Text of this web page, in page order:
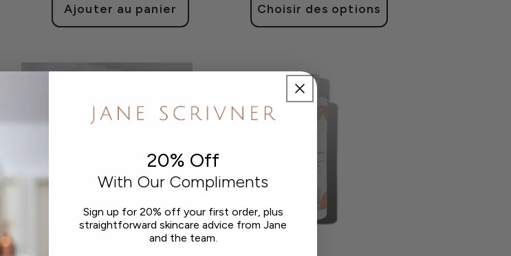
Ajouter au panier Choisir des options
20% Off
With Our Compliments
Sign up for 20% off your first order, plus
straightforward skincare advice from Jane
and the team.